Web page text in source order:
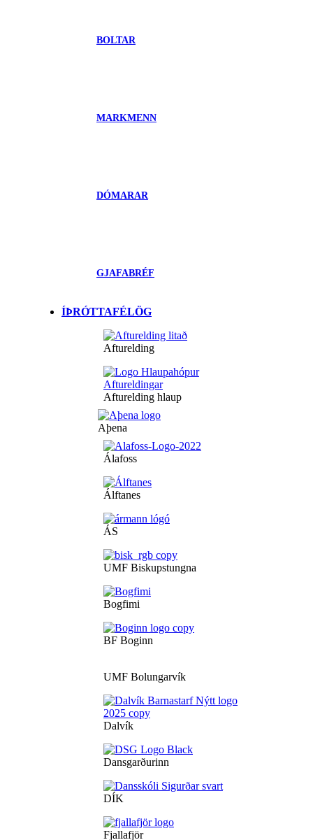
BOLTAR
MARKMENN
DÓMARAR
GJAFABRÉF
ÍÞRÓTTAFÉLÖG
Afturelding
Afturelding hlaup
Aþena
Álafoss
Álftanes
ÁS
UMF Biskupstungna
Bogfimi
BF Boginn
UMF Bolungarvík
Dalvík
Dansgarðurinn
DÍK
Fjallafjör